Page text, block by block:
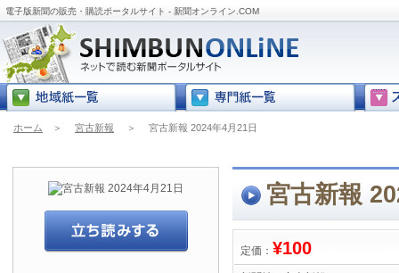
電子版新聞の販売・購読ポータルサイト - 新聞オンライン.COM
ホーム ＞ 宮古新報 ＞ 宮古新報 2024年4月21日
宮古新報
定価： ¥100